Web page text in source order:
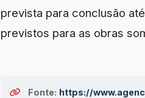
prevista para conclusão
previstos para as obras
Fonte: https://